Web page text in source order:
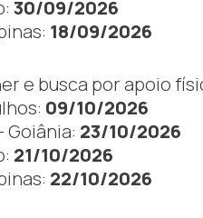
30/09/2026
18/09/2026
e busca por apoio
09/10/2026
Goiânia: 23/10/2026
21/10/2026
22/10/2026